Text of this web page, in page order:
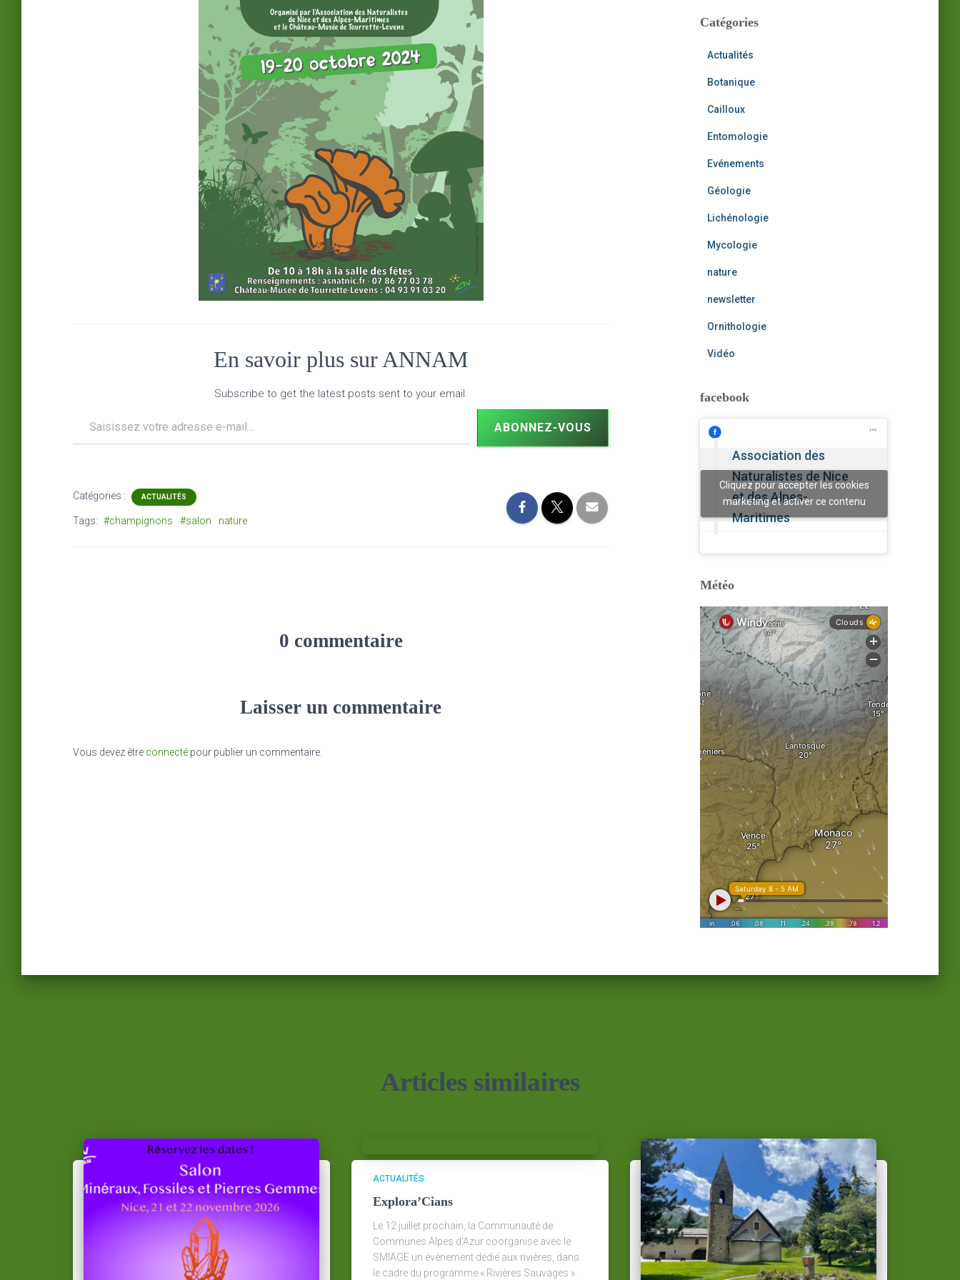
En savoir plus sur ANNAM
Subscribe to get the latest posts sent to your email.
ABONNEZ-VOUS
Catégories : ACTUALITÉS
Tags: #champignons #salon nature
0 commentaire
Laisser un commentaire
Vous devez être connecté pour publier un commentaire.
:iCatégories
Actualités
Botanique
Cailloux
Entomologie
Evénements
Géologie
Lichénologie
Mycologie
nature
newsletter
Ornithologie
Vidéo
facebook
Association des
Naturalistes de Nice
et des Alpes-
Maritimes
Cliquez pour accepter les cookies
marketing et activer ce contenu
Météo
Articles similaires
ACTUALITÉS
Explora’Cians
Le 12 juillet prochain, la Communauté de
Communes Alpes d’Azur coorganise avec le
SMIAGE un événement dédié aux rivières, dans
le cadre du programme « Rivières Sauvages ».